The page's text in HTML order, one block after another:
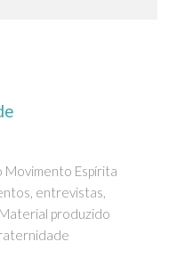
Movimento Espírita
entrevistas,
produzido